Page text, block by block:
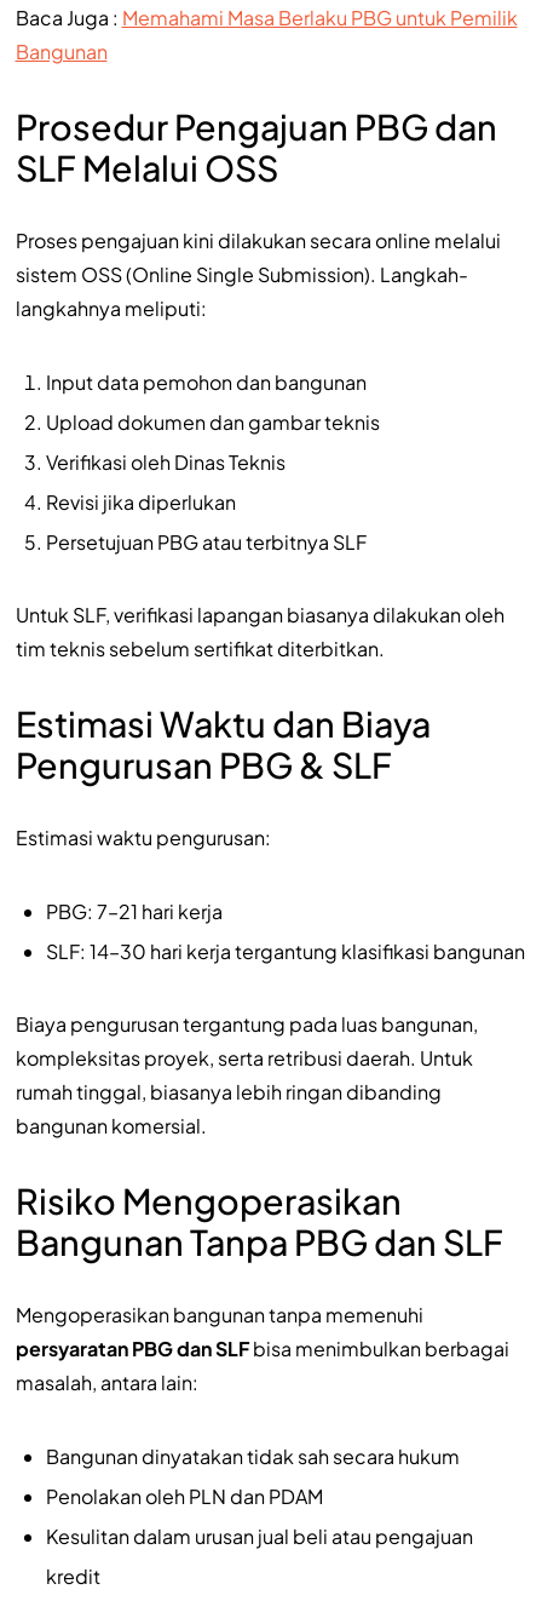
Baca Juga : Memahami Masa Berlaku PBG untuk Pemilik
Bangunan
Prosedur Pengajuan PBG dan
SLF Melalui OSS
Proses pengajuan kini dilakukan secara online melalui
sistem OSS (Online Single Submission). Langkah-
langkahnya meliputi:
Input data pemohon dan bangunan
Upload dokumen dan gambar teknis
Verifikasi oleh Dinas Teknis
Revisi jika diperlukan
Persetujuan PBG atau terbitnya SLF
Untuk SLF, verifikasi lapangan biasanya dilakukan oleh
tim teknis sebelum sertifikat diterbitkan.
Estimasi Waktu dan Biaya
Pengurusan PBG & SLF
Estimasi waktu pengurusan:
PBG: 7–21 hari kerja
SLF: 14–30 hari kerja tergantung klasifikasi bangunan
Biaya pengurusan tergantung pada luas bangunan,
kompleksitas proyek, serta retribusi daerah. Untuk
rumah tinggal, biasanya lebih ringan dibanding
bangunan komersial.
Risiko Mengoperasikan
Bangunan Tanpa PBG dan SLF
Mengoperasikan bangunan tanpa memenuhi
persyaratan PBG dan SLFbisa menimbulkan berbagai
masalah, antara lain:
Bangunan dinyatakan tidak sah secara hukum
Penolakan oleh PLN dan PDAM
Kesulitan dalam urusan jual beli atau pengajuan
kredit